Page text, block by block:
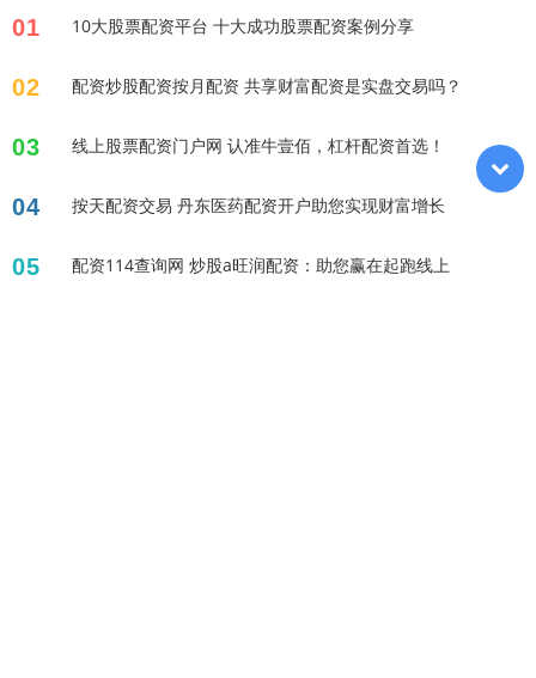
01 10大股票配资平台 十大成功股票配资案例分享
02 配资炒股配资按月配资 共享财富配资是实盘交易吗？
03 线上股票配资门户网 认准牛壹佰，杠杆配资首选！
04 按天配资交易 丹东医药配资开户助您实现财富增长
05 配资114查询网 炒股a旺润配资：助您赢在起跑线上